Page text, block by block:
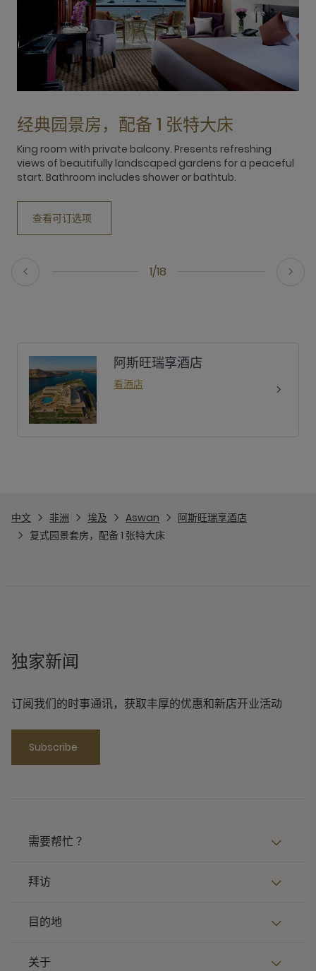
1/18
经典园景房，配备 1 张特大床
King room with private balcony. Presents refreshing
views of beautifully landscaped gardens for a peaceful
start. Bathroom includes shower or bathtub.
查看可订选项
阿斯旺瑞享酒店
看酒店
中文 非洲 埃及 Aswan
阿斯旺瑞享酒店
复式园景套房，配备 1 张特大床
独家新闻
订阅我们的时事通讯，获取丰厚的优惠和新店开业活动
Subscribe
需要帮忙 ？
拜访
目的地
关于